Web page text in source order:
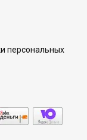
персональных